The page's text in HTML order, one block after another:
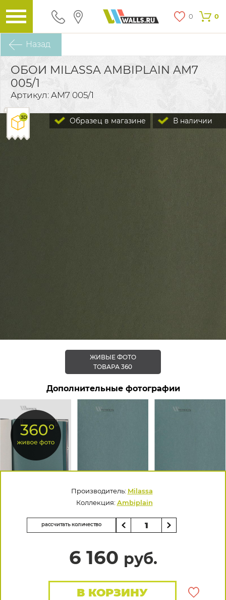
0 0
Назад
ОБОИ MILASSA AMBIPLAIN AM7
005/1
Артикул: AM7 005/1
В наличии
Образец в магазине
ЖИВЫЕ ФОТО
ТОВАРА 360
Дополнительные фотографии
Производитель: Milassa
Коллекция: Ambiplain
рассчитать количество
6 160 руб.
В КОРЗИНУ